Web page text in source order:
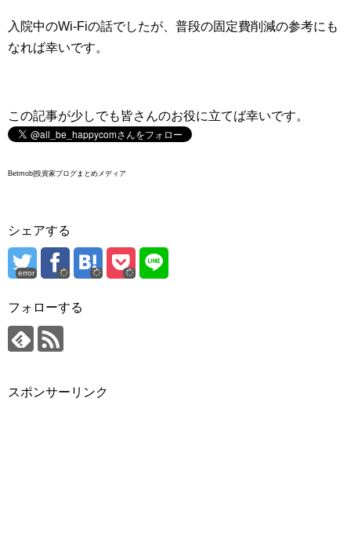
入院中のWi-Fiの話でしたが、普段の固定費削減の参考にも
なれば幸いです。
この記事が少しでも皆さんのお役に立てば幸いです。
Betmob|投資家ブログまとめメディア
シェアする
error
フォローする
スポンサーリンク